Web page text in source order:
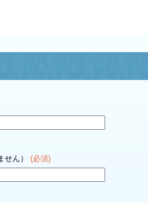
せん） (必須)